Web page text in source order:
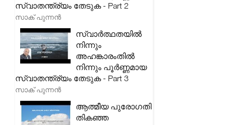
സ്വാതന്ത്ര്യം തേടുക - Part 2
സാക് പുന്നൻ
സ്വാർത്ഥതയിൽ
നിന്നും
അഹങ്കാരംതിൽ
നിന്നും പൂർണ്ണമായ
സ്വാതന്ത്ര്യം തേടുക - Part 3
സാക് പുന്നൻ
ആത്മീയ പുരോഗതി
തികഞ്ഞ